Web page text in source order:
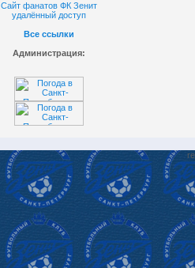
Сайт фанатов ФК Зенит
удалённый доступ
Все ссылки
Администрация: